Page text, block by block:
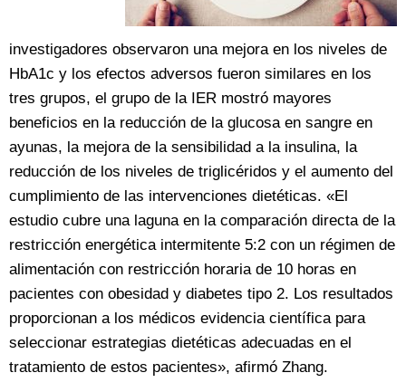
investigadores observaron una mejora en los niveles de
HbA1c y los efectos adversos fueron similares en los
tres grupos, el grupo de la IER mostró mayores
beneficios en la reducción de la glucosa en sangre en
ayunas, la mejora de la sensibilidad a la insulina, la
reducción de los niveles de triglicéridos y el aumento del
cumplimiento de las intervenciones dietéticas. «El
estudio cubre una laguna en la comparación directa de la
restricción energética intermitente 5:2 con un régimen de
alimentación con restricción horaria de 10 horas en
pacientes con obesidad y diabetes tipo 2. Los resultados
proporcionan a los médicos evidencia científica para
seleccionar estrategias dietéticas adecuadas en el
tratamiento de estos pacientes», afirmó Zhang.